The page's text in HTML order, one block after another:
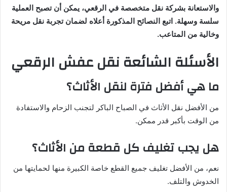
والاستعانة بشركة نقل متخصصة في الرقعي، يمكن أن تصبح العملية
سلسة وسهلة. اتبع النصائح المذكورة أعلاه لضمان تجربة نقل مريحة
وخالية من المتاعب.
الأسئلة الشائعة نقل عفش الرقعي
ما هي أفضل فترة لنقل الأثاث؟
من الأفضل نقل الأثاث في الصباح الباكر لتجنب الزحام والاستفادة
من الوقت بأكبر قدر ممكن.
هل يجب تغليف كل قطعة من الأثاث؟
نعم، من الأفضل تغليف جميع القطع خاصة الكبيرة منها لحمايتها من
الخدوش والتلف.